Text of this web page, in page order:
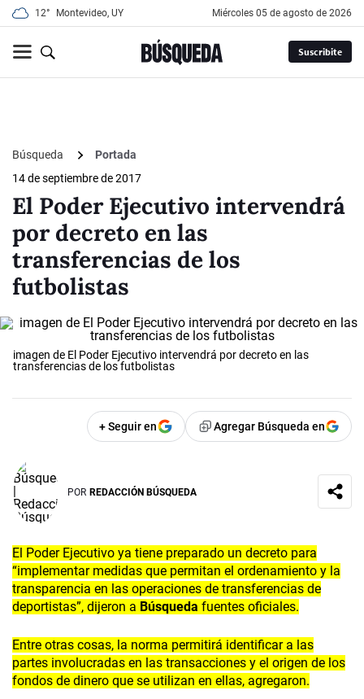
12° Montevideo, UY miércoles 05 de agosto de 2026
Suscribite
Búsqueda
Portada
14 de septiembre de 2017
El Poder Ejecutivo intervendrá
por decreto en las
transferencias de los
futbolistas
imagen de El Poder Ejecutivo intervendrá por decreto en las
transferencias de los futbolistas
+ Seguir en Agregar Búsqueda en
POR REDACCIÓN BÚSQUEDA
El Poder Ejecutivo ya tiene preparado un decreto para
“implementar medidas que permitan el ordenamiento y la
transparencia en las operaciones de transferencias de
deportistas”, dijeron a Búsqueda fuentes oficiales.
Entre otras cosas, la norma permitirá identificar a las
partes involucradas en las transacciones y el origen de los
fondos de dinero que se utilizan en ellas, agregaron.